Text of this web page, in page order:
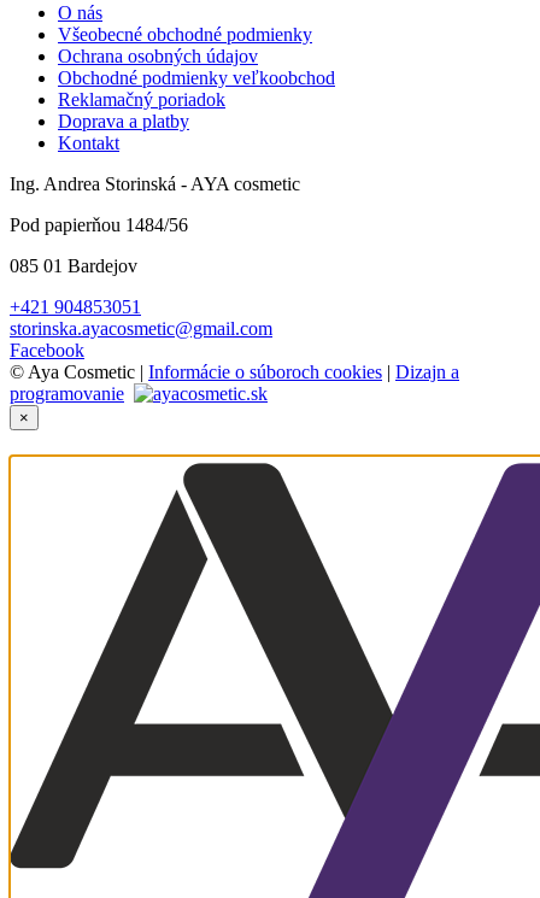
O nás
Všeobecné obchodné podmienky
Ochrana osobných údajov
Obchodné podmienky veľkoobchod
Reklamačný poriadok
Doprava a platby
Kontakt
Ing. Andrea Storinská - AYA cosmetic
Pod papierňou 1484/56
085 01 Bardejov
+421 904853051
storinska.ayacosmetic@gmail.com
Facebook
© Aya Cosmetic | Informácie o súboroch cookies | Dizajn a
programovanie
×